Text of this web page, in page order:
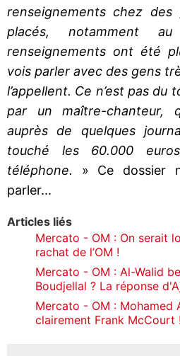
renseignements chez
placés, notamment
renseignements ont été
vois parler avec des gens
l’appellent. Ce n’est pas
par un maître-chanteur,
auprès de quelques
touché les 60.000
téléphone. » Ce dossier
parler...
Articles liés
Mercato - OM : On serait
rachat de l’OM !
Mercato - OM : Al-Walid
Boudjellal ? La réponse
Mercato - OM : Mohamed
clairement Frank McCourt !